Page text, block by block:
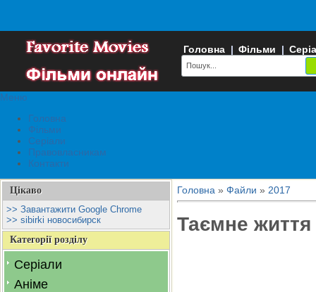
Головна | Фільми |
Меню
Головна
Фільми
Серіали
Правовласникам
Контакти
Цікаво
>> Завантажити Google Chrome
>> sibirki новосибирск
Категорії розділу
Серіали
Аніме
Головна » Файли » 2017
Таємне